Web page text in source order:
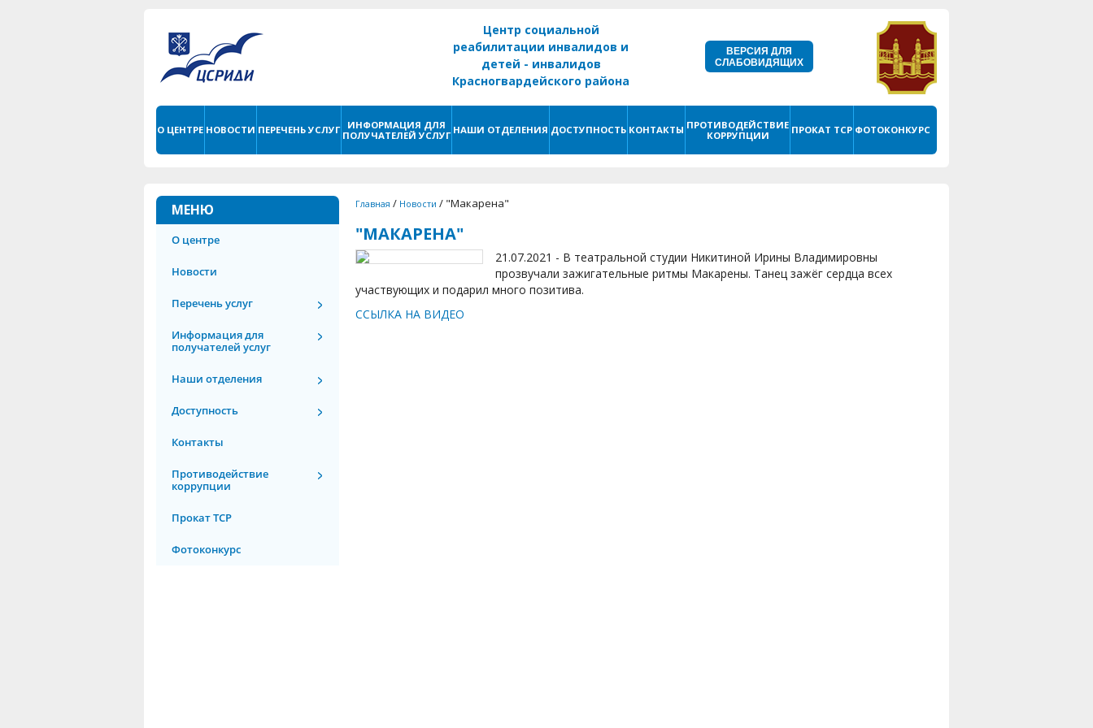
Центр социальной
реабилитации инвалидов и
детей - инвалидов
Красногвардейского района
ВЕРСИЯ ДЛЯ
СЛАБОВИДЯЩИХ
О ЦЕНТРЕ НОВОСТИ ПЕРЕЧЕНЬ УСЛУГ
ИНФОРМАЦИЯ ДЛЯ
ПОЛУЧАТЕЛЕЙ УСЛУГ НАШИ ОТДЕЛЕНИЯ ДОСТУПНОСТЬ КОНТАКТЫ ПРОТИВОДЕЙСТВИЕ
КОРРУПЦИИ
ПРОКАТ ТСР ФОТОКОНКУРС
МЕНЮ
О центре
Новости
Перечень услуг
Информация для
получателей услуг
Наши отделения
Доступность
Контакты
Противодействие
коррупции
Прокат ТСР
Фотоконкурс
Главная / Новости / "Макарена"
"МАКАРЕНА"
21.07.2021 - В театральной студии Никитиной Ирины Владимировны
прозвучали зажигательные ритмы Макарены. Танец зажёг сердца всех
участвующих и подарил много позитива.
ССЫЛКА НА ВИДЕО